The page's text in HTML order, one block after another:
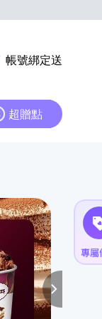
帳號綁定送
超贈點